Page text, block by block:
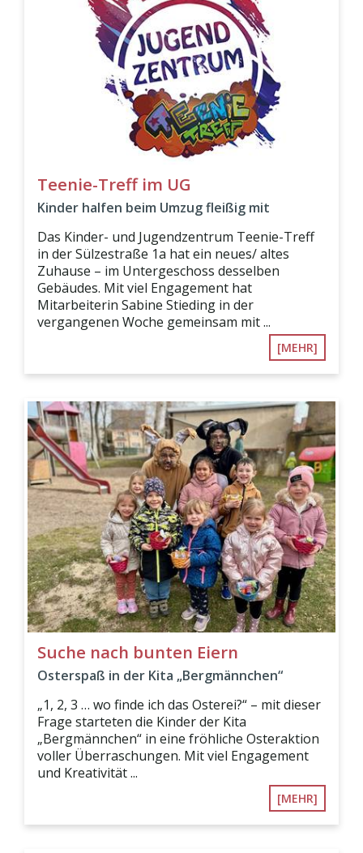
Teenie-Treff im UG
Kinder halfen beim Umzug fleißig mit
Das Kinder- und Jugendzentrum Teenie-Treff
in der Sülzestraße 1a hat ein neues/ altes
Zuhause – im Untergeschoss desselben
Gebäudes. Mit viel Engagement hat
Mitarbeiterin Sabine Stieding in der
vergangenen Woche gemeinsam mit ...
[MEHR]
Suche nach bunten Eiern
Osterspaß in der Kita „Bergmännchen“
„1, 2, 3 … wo finde ich das Osterei?“ – mit dieser
Frage starteten die Kinder der Kita
„Bergmännchen“ in eine fröhliche Osteraktion
voller Überraschungen. Mit viel Engagement
und Kreativität ...
[MEHR]